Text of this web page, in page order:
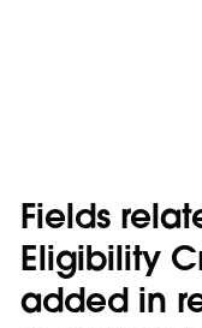
Fields
Eligibility
added in